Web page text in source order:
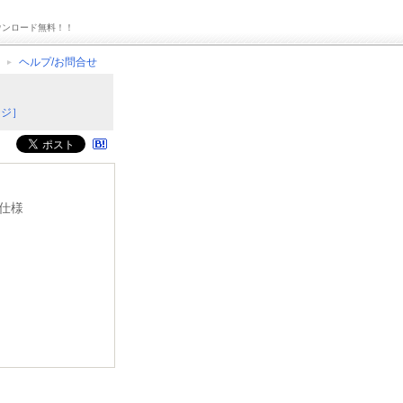
ロード無料！！
ヘルプ/お問合せ
］
様